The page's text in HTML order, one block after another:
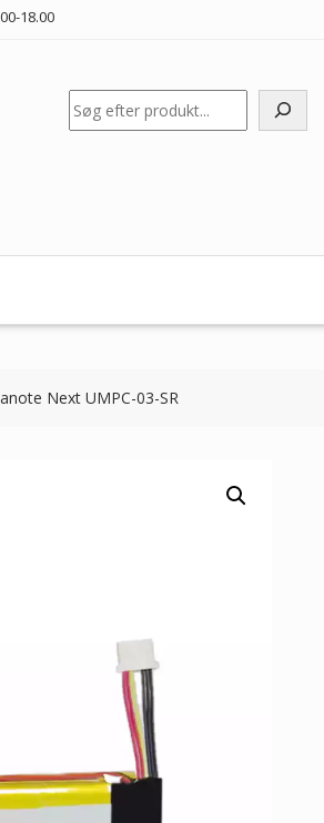
18.00
Søg
Next UMPC-03-SR